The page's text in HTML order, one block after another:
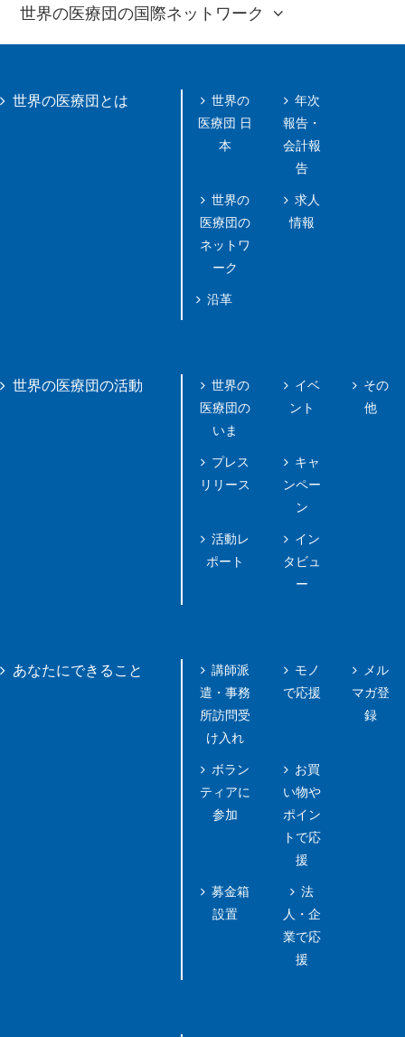
世界の医療団の国際ネットワーク
世界の医療団とは
世界の
医療団 日
本
世界の
医療団の
ネットワ
ーク
沿革
年次
報告・
会計報
告
求人
情報
世界の医療団の活動
世界の
医療団の
いま
プレス
リリース
活動レ
ポート
イベ
ント
キャ
ンペー
ン
イン
タビュ
ー
その
他
あなたにできること
講師派
遣・事務
所訪問受
け入れ
ボラン
ティアに
参加
募金箱
設置
モノ
で応援
お買
い物や
ポイン
トで応
援
法
人・企
業で応
援
メル
マガ登
録